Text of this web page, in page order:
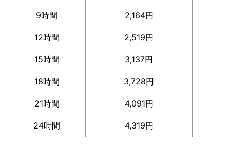
9時間 2,164円
12時間 2,519円
15時間 3,137円
18時間 3,728円
21時間 4,091円
24時間 4,319円